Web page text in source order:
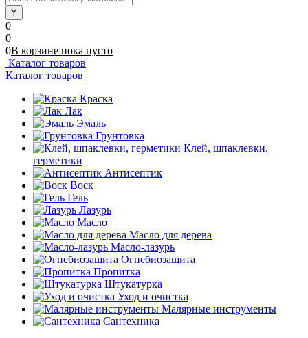
0
0
0В корзине пока пусто
Каталог товаров
Каталог товаров
Краска
Лак
Эмаль
Грунтовка
Клей, шпаклевки,
герметики
Антисептик
Воск
Гель
Лазурь
Масло
Масло для дерева
Масло-лазурь
Огнебиозащита
Пропитка
Штукатурка
Уход и очистка
Малярные инструменты
Сантехника